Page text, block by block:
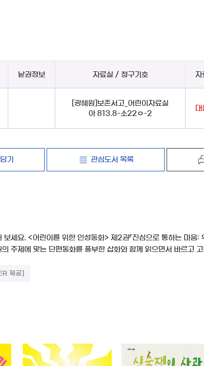
낱권정보 자료실 / 청구기호 자
[광혜원]보존서고_어린이자료실
아 813.8-소22ㅇ-2
기 관심도서 목록
보세요. <어린이를 위한 인성동화> 제2권『진심으로 통하는 마음
주제에 맞는 단편동화를 풍부한 삽화와 함께 읽으면서 바르고
제공]